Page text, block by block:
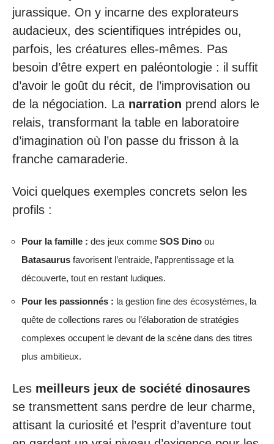
jurassique. On y incarne des explorateurs
audacieux, des scientifiques intrépides ou,
parfois, les créatures elles-mêmes. Pas
besoin d’être expert en paléontologie : il suffit
d’avoir le goût du récit, de l’improvisation ou
de la négociation. La narration prend alors le
relais, transformant la table en laboratoire
d’imagination où l’on passe du frisson à la
franche camaraderie.
Voici quelques exemples concrets selon les
profils :
Pour la famille : des jeux comme SOS Dino ou
Batasaurus favorisent l’entraide, l’apprentissage et la
découverte, tout en restant ludiques.
Pour les passionnés : la gestion fine des écosystèmes, la
quête de collections rares ou l’élaboration de stratégies
complexes occupent le devant de la scène dans des titres
plus ambitieux.
Les meilleurs jeux de société dinosaures
se transmettent sans perdre de leur charme,
attisant la curiosité et l’esprit d’aventure tout